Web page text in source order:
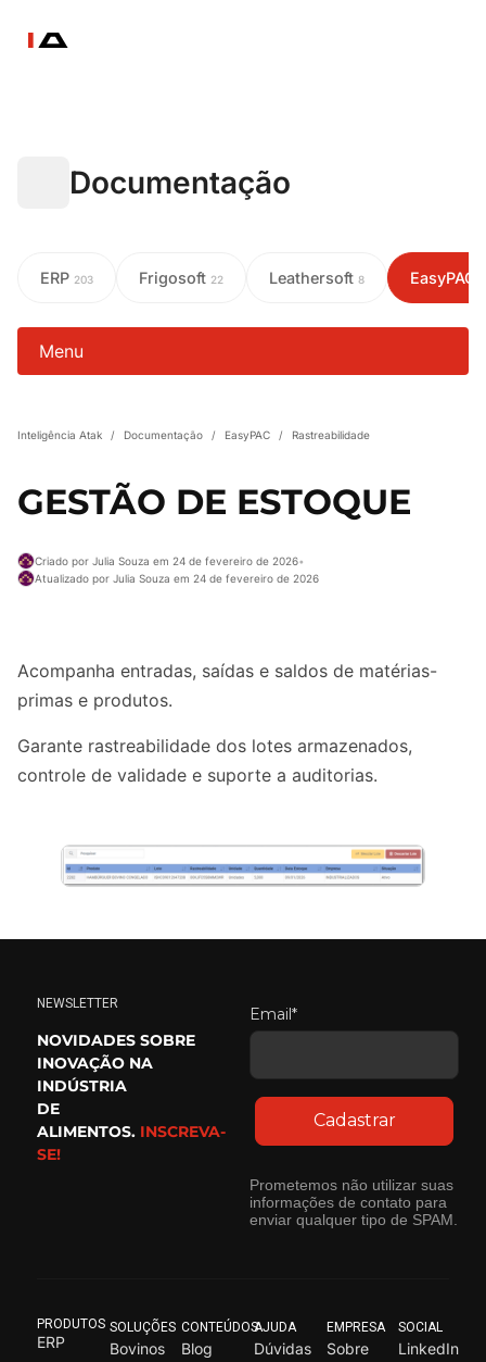
Documentação
ERP 203 Frigosoft 22 Leathersoft 8 EasyPAC
Menu
Inteligência Atak / Documentação / EasyPAC / Rastreabilidade
GESTÃO DE ESTOQUE
Criado por Julia Souza em 24 de fevereiro de 2026•
Atualizado por Julia Souza em 24 de fevereiro de 2026
Acompanha entradas, saídas e saldos de matérias-
primas e produtos.​
Garante rastreabilidade dos lotes armazenados,
controle de validade e suporte a auditorias.​
NEWSLETTER
NOVIDADES SOBRE
INOVAÇÃO NA
INDÚSTRIA
DE
ALIMENTOS. INSCREVA-
SE!
Email*
Cadastrar
Prometemos não utilizar suas
informações de contato para
enviar qualquer tipo de SPAM.
PRODUTOS
ERP
SOLUÇÕES
Bovinos
CONTEÚDOS
Blog
AJUDA
Dúvidas
EMPRESA
Sobre
SOCIAL
LinkedIn